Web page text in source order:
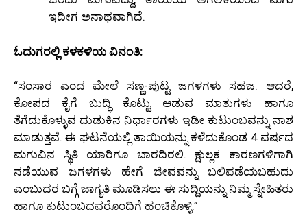
ಇದೀಗ ಅನಾಥವಾಗಿದೆ.
ಓದುಗರಲ್ಲಿ ಕಳಕಳಿಯ ವಿನಂತಿ:
“ಸಂಸಾರ ಎಂದ ಮೇಲೆ ಸಣ್ಣ-ಪುಟ್ಟ ಜಗಳಗಳು ಸಹಜ. ಆದರೆ,
ಕೋಪದ ಕೈಗೆ ಬುದ್ಧಿ ಕೊಟ್ಟು ಆಡುವ ಮಾತುಗಳು ಹಾಗೂ
ತೆಗೆದುಕೊಳ್ಳುವ ದುಡುಕಿನ ನಿರ್ಧಾರಗಳು ಇಡೀ ಕುಟುಂಬವನ್ನು ನಾಶ
ಮಾಡುತ್ತವೆ. ಈ ಘಟನೆಯಲ್ಲಿ ತಾಯಿಯನ್ನು ಕಳೆದುಕೊಂಡ 4 ವರ್ಷದ
ಮಗುವಿನ ಸ್ಥಿತಿ ಯಾರಿಗೂ ಬಾರದಿರಲಿ. ಕ್ಷುಲ್ಲಕ ಕಾರಣಗಳಿಗಾಗಿ
ನಡೆಯುವ ಜಗಳಗಳು ಹೇಗೆ ಜೀವವನ್ನು ಬಲಿಪಡೆಯಬಹುದು
ಎಂಬುದರ ಬಗ್ಗೆ ಜಾಗೃತಿ ಮೂಡಿಸಲು ಈ ಸುದ್ದಿಯನ್ನು ನಿಮ್ಮ ಸ್ನೇಹಿತರು
ಹಾಗೂ ಕುಟುಂಬದವರೊಂದಿಗೆ ಹಂಚಿಕೊಳ್ಳಿ.”